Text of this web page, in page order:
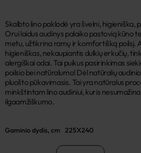
Skalbto lino paklodė yra švelni, higieniška,
Orui laidus audinys palaiko pastovią kūno
metu, užtikrina ramų ir komfortišką poilsį.
higieniškas, nekaupiantis dulkių erkučių,
alergiškai odai. Tai puikus pasirinkimas
poilsio bei natūralumo! Dėl natūralių
pluošto pūkavimasis. Tai yra natūralus
minkštintam lino audiniui, kuris
ilgaamžiškumo.
Gaminio dydis, cm 225X240